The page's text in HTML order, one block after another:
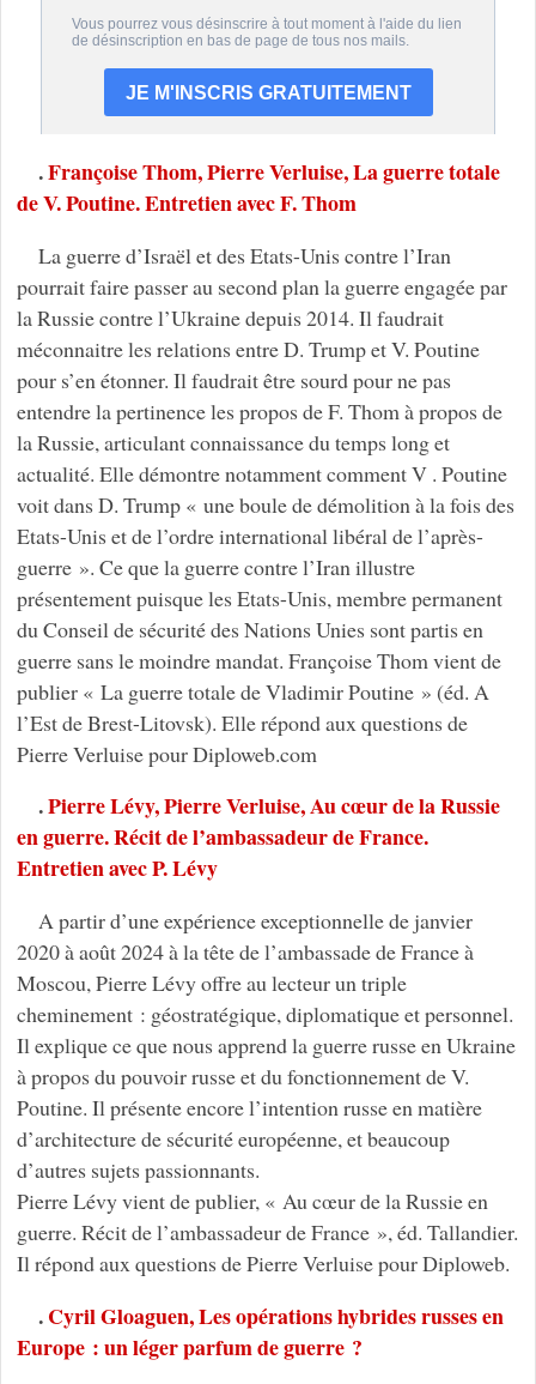
.Françoise Thom, Pierre Verluise, La guerre totale
de V. Poutine. Entretien avec F. Thom
La guerre d’Israël et des Etats-Unis contre l’Iran
pourrait faire passer au second plan la guerre engagée par
la Russie contre l’Ukraine depuis 2014. Il faudrait
méconnaitre les relations entre D. Trump et V. Poutine
pour s’en étonner. Il faudrait être sourd pour ne pas
entendre la pertinence les propos de F. Thom à propos de
la Russie, articulant connaissance du temps long et
actualité. Elle démontre notamment comment V . Poutine
voit dans D. Trump « une boule de démolition à la fois des
Etats-Unis et de l’ordre international libéral de l’après-
guerre ». Ce que la guerre contre l’Iran illustre
présentement puisque les Etats-Unis, membre permanent
du Conseil de sécurité des Nations Unies sont partis en
guerre sans le moindre mandat. Françoise Thom vient de
publier « La guerre totale de Vladimir Poutine » (éd. A
l’Est de Brest-Litovsk). Elle répond aux questions de
Pierre Verluise pour Diploweb.com
.Pierre Lévy, Pierre Verluise, Au cœur de la Russie
en guerre. Récit de l’ambassadeur de France.
Entretien avec P. Lévy
A partir d’une expérience exceptionnelle de janvier
2020 à août 2024 à la tête de l’ambassade de France à
Moscou, Pierre Lévy offre au lecteur un triple
cheminement : géostratégique, diplomatique et personnel.
Il explique ce que nous apprend la guerre russe en Ukraine
à propos du pouvoir russe et du fonctionnement de V.
Poutine. Il présente encore l’intention russe en matière
d’architecture de sécurité européenne, et beaucoup
d’autres sujets passionnants.
Pierre Lévy vient de publier, « Au cœur de la Russie en
guerre. Récit de l’ambassadeur de France », éd. Tallandier.
Il répond aux questions de Pierre Verluise pour Diploweb.
.Cyril Gloaguen, Les opérations hybrides russes en
Europe : un léger parfum de guerre ?